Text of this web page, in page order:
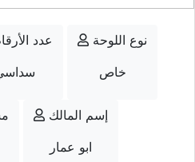
عدد
نوع اللوحة
خاص
إسم المالك
ابو عمار